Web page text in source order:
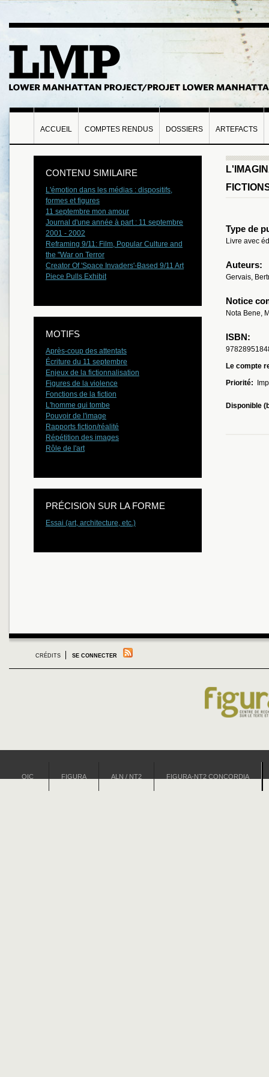
ACCUEIL COMPTES RENDUS DOSSIERS ARTEFACTS
Type de
Livre avec
Auteurs:
Gervais,
Notice
Nota Bene,
ISBN:
Le compte
Priorité:
Disponible
CONTENU SIMILAIRE
L'émotion dans les médias : dispositifs,
formes et figures
11 septembre mon amour
Journal d'une année à part : 11 septembre
2001 - 2002
Reframing 9/11: Film, Popular Culture and
the "War on Terror
Creator Of 'Space Invaders'-Based 9/11 Art
Piece Pulls Exhibit
MOTIFS
Après-coup des attentats
Écriture du 11 septembre
Enjeux de la fictionnalisation
Figures de la violence
Fonctions de la fiction
L'homme qui tombe
Pouvoir de l'image
Rapports fiction/réalité
Répétition des images
Rôle de l'art
PRÉCISION SUR LA FORME
Essai (art, architecture, etc.)
CRÉDITS SE CONNECTER
OIC FIGURA ALN / NT2 FIGURA-NT2 CONCORDIA